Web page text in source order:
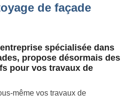
de façade
spécialisée dans
propose désormais des
pour vos travaux de
même vos travaux de